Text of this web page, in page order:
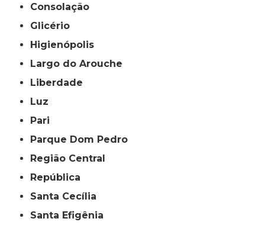
Consolação
Glicério
Higienópolis
Largo do Arouche
Liberdade
Luz
Pari
Parque Dom Pedro
Região Central
República
Santa Cecília
Santa Efigênia